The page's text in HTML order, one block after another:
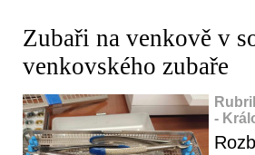
Zubaři na venkově v
venkovského zubaře
-